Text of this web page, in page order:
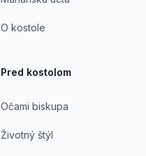
O kostole
Pred kostolom
Očami biskupa
Životný štýl